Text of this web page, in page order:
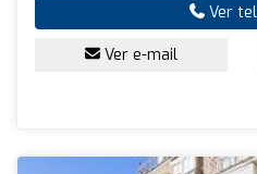
Ver
Ver e-mail